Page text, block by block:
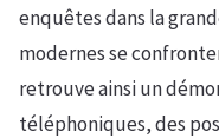
enquêtes dans la
modernes se
retrouve ainsi un
téléphoniques, des